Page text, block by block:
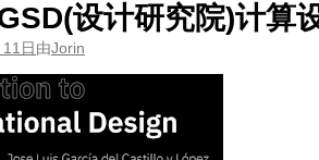
设计研究院)计算
日由Jorin